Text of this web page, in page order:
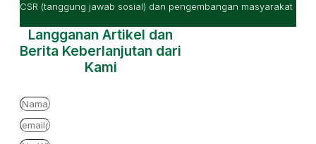
CSR (tanggung jawab sosial) dan pengembangan masyarakat
Langganan Artikel dan
Berita Keberlanjutan dari
Kami